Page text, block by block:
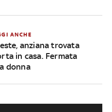
ANCHE
anziana trovata
in casa. Fermata
donna